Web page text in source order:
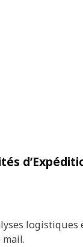
logistiques